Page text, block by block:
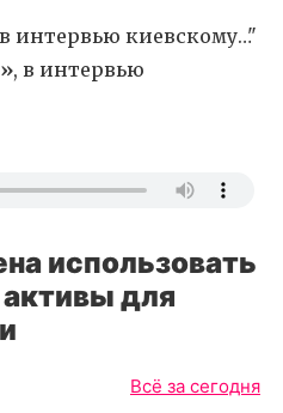
интервью киевскому…"
, в интервью
использовать
для
Всё за сегодня